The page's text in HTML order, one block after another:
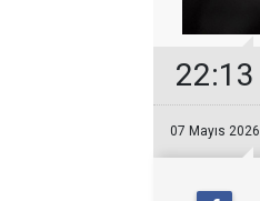
22:13
07 Mayıs 2026